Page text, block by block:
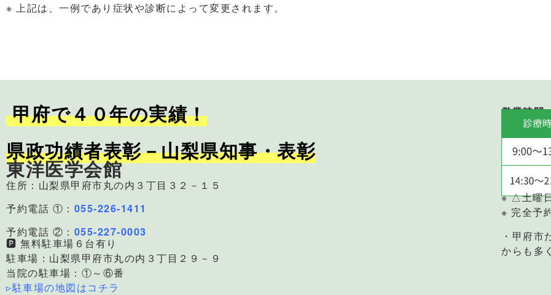
※ 上記は、一例であり症状や診断によって変更されます。
甲府で４０年の実績！
県政功績者表彰－山梨県知事・表彰
東洋医学会館
住所：山梨県甲府市丸の内３丁目３２－１５
予約電話 ①： 055-226-1411
予約電話 ②： 055-227-0003
🅿 無料駐車場６台有り
駐車場：山梨県甲府市丸の内３丁目２９－９
当院の駐車場：①～⑥番
▹駐車場の地図はコチラ
営業時間
※ △土曜
※ 完全予
・甲府
からも多